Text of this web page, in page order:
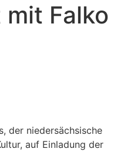
Falko
der niedersächsische
auf Einladung der